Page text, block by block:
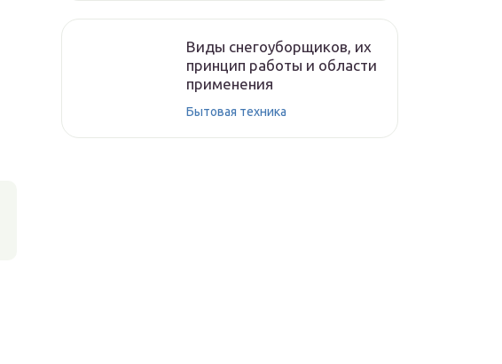
Виды снегоуборщиков, их
принцип работы и области
применения
Бытовая техника